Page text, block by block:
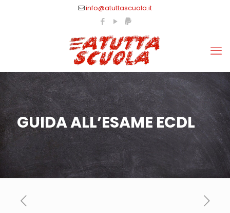
info@atuttascuola.it
GUIDA ALL’ESAME ECDL